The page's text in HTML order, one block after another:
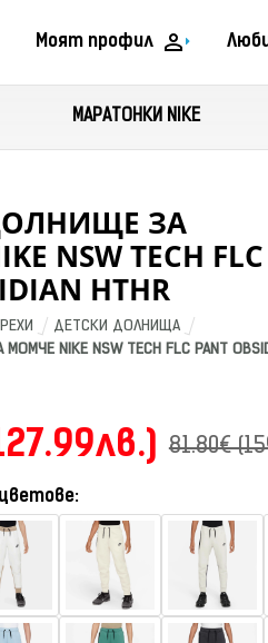
Моят профил
МАРАТОНКИ NIKE
ЗА
NSW TECH FLC
HTHR
ДЕТСКИ ДОЛНИЩА
NIKE NSW TECH FLC PANT
81.80€